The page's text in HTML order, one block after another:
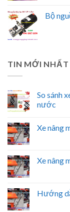
Bộ
TIN MỚI NHẤT
So sánh
nước
Xe nâng
Xe nâng
Hướng